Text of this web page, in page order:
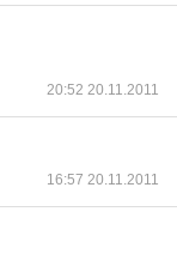
20:52 20.11.2011
16:57 20.11.2011